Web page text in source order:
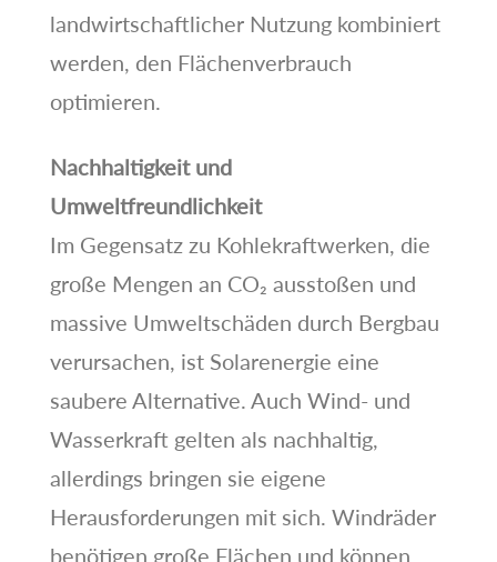
landwirtschaftlicher Nutzung kombiniert
werden, den Flächenverbrauch
optimieren.
Nachhaltigkeit und
Umweltfreundlichkeit
Im Gegensatz zu Kohlekraftwerken, die
große Mengen an CO₂ ausstoßen und
massive Umweltschäden durch Bergbau
verursachen, ist Solarenergie eine
saubere Alternative. Auch Wind- und
Wasserkraft gelten als nachhaltig,
allerdings bringen sie eigene
Herausforderungen mit sich. Windräder
benötigen große Flächen und können